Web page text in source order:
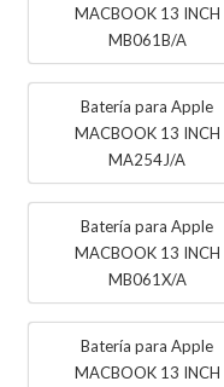
MACBOOK 13 INCH
MB061B/A
Batería para Apple
MACBOOK 13 INCH
MA254J/A
Batería para Apple
MACBOOK 13 INCH
MB061X/A
Batería para Apple
MACBOOK 13 INCH